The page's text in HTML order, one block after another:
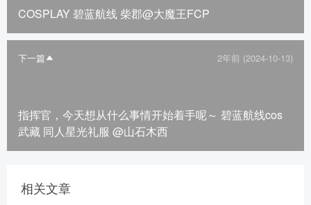
COSPLAY 碧蓝航线 柴郡@大魔王FCP
下一篇 2年前 (2024-10-13)
指挥官，今天想从什么事情开始着手呢～ 碧蓝航线cos
武藏 同人星光礼服 @山石木西
相关文章